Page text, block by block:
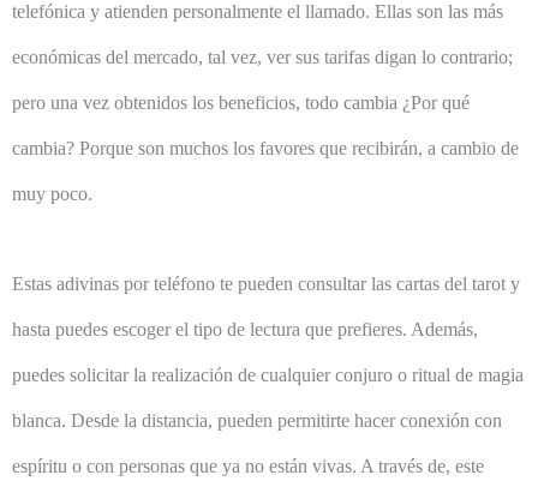
telefónica y atienden personalmente el llamado. Ellas son las más
económicas del mercado, tal vez, ver sus tarifas digan lo contrario;
pero una vez obtenidos los beneficios, todo cambia ¿Por qué
cambia? Porque son muchos los favores que recibirán, a cambio de
muy poco.
Estas adivinas por teléfono te pueden consultar las cartas del tarot y
hasta puedes escoger el tipo de lectura que prefieres. Además,
puedes solicitar la realización de cualquier conjuro o ritual de magia
blanca. Desde la distancia, pueden permitirte hacer conexión con
espíritu o con personas que ya no están vivas. A través de, este